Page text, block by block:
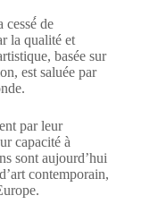
cessé́ de
la qualité et
basée sur
est saluée par
par leur
capacité à
sont aujourd’hui
contemporain,